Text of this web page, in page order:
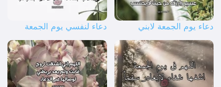
دعاء يوم الجمعة لابني دعاء لنفسي يوم الجمعة